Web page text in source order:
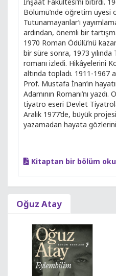
İnşaat Fakültesi’ni bitirdi.
Bölümü’nde öğretim üyesi
Tutunamayanlar’ı
ardından, önemli bir
1970 Roman Ödülü’nü
bir süre sonra, 1973 yılında
romanı izledi. Hikâyelerini
altında topladı. 1911-1967
Prof. Mustafa İnan’ın
Adamının Romanı’nı
tiyatro eseri Devlet
Aralık 1977’de, büyük
yazamadan hayata
Kitaptan bir bölüm
Oğuz Atay